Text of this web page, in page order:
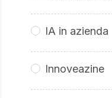
IA in azienda
Innoveazine